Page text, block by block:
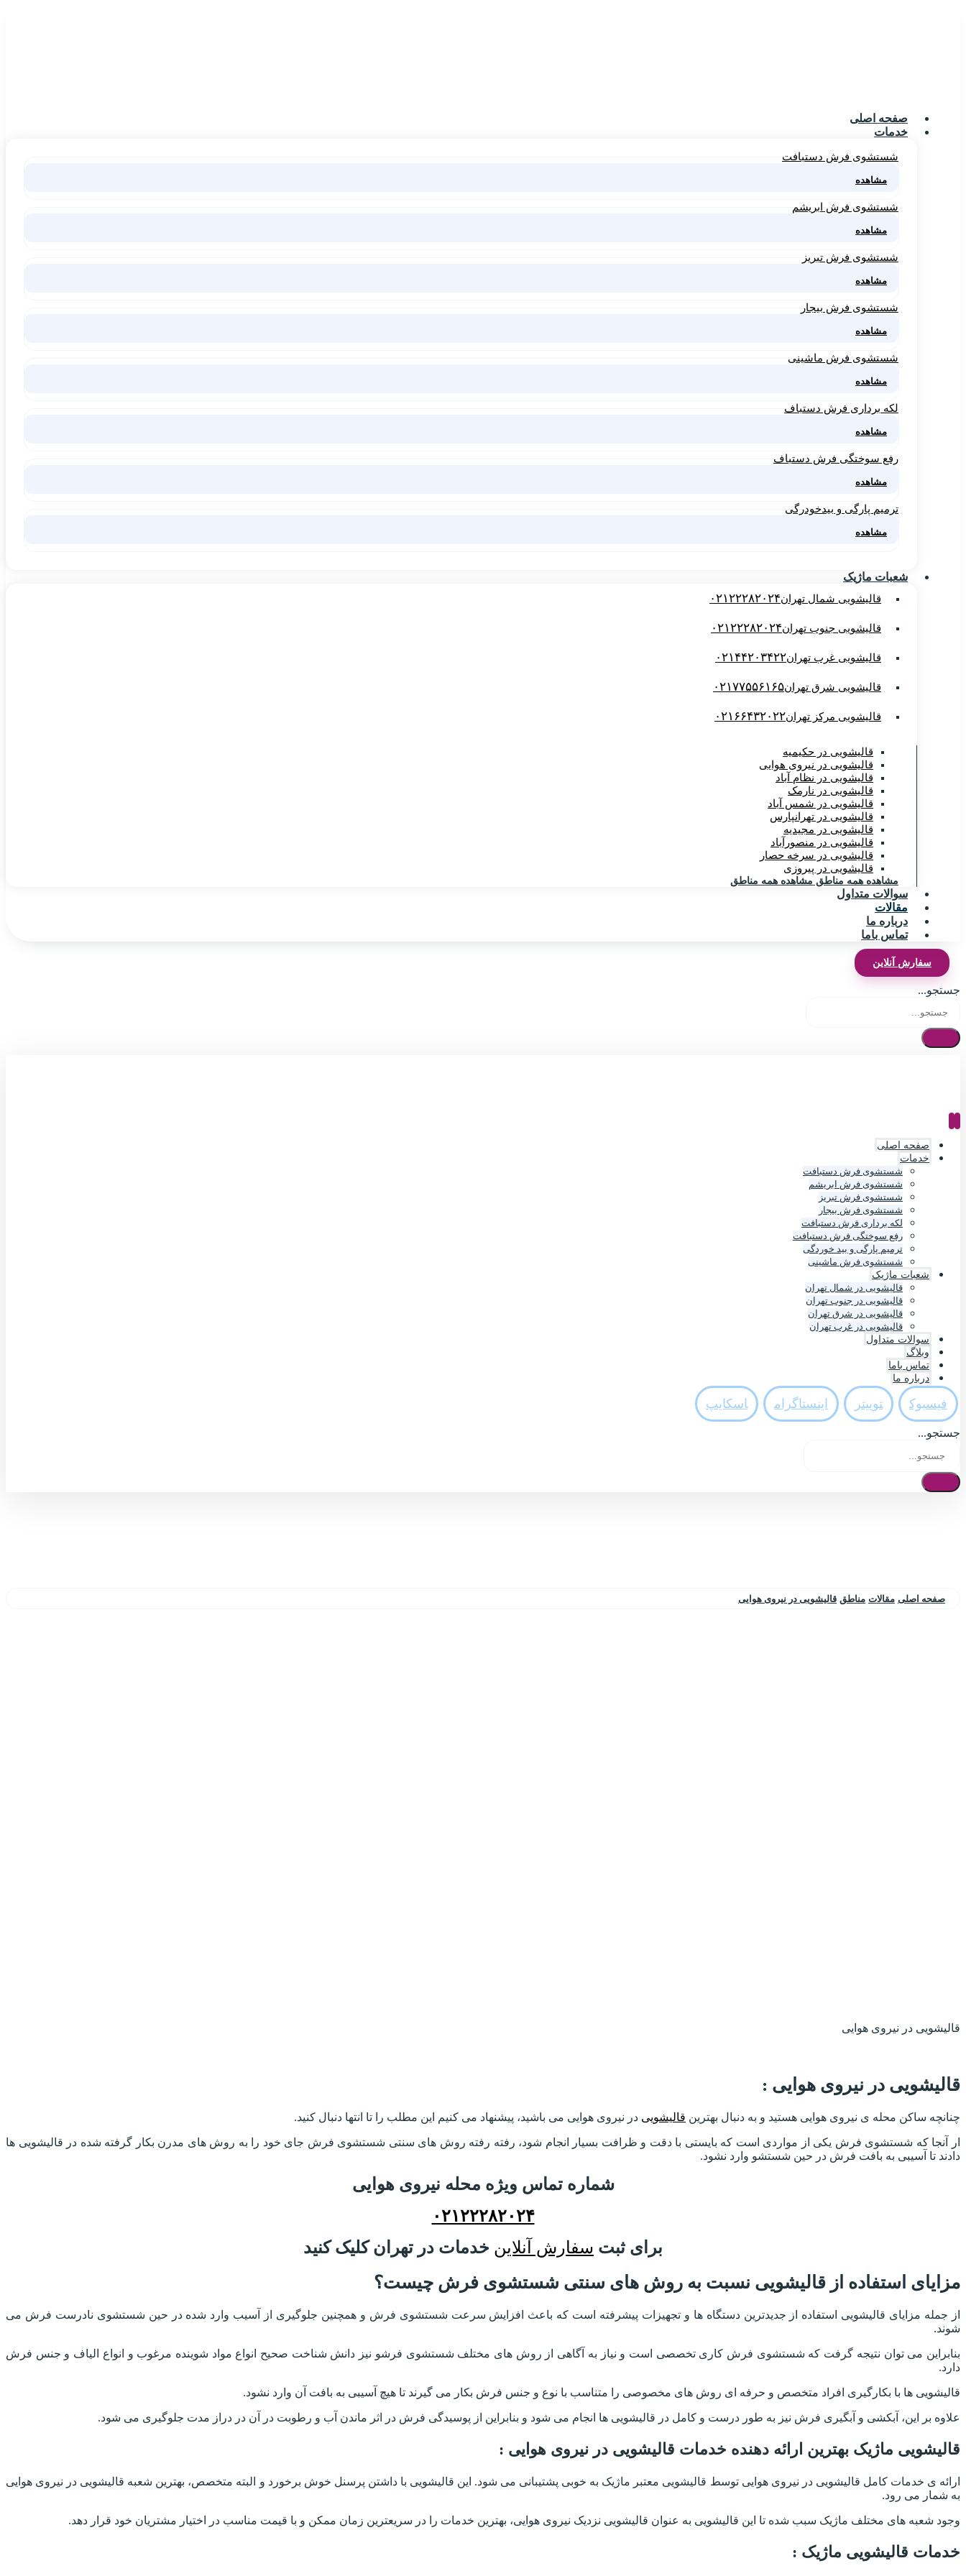
صفحه اصلی
خدمات
شستشوی فرش دستبافت
مشاهده
شستشوی فرش ابریشم
مشاهده
شستشوی فرش تبریز
مشاهده
شستشوی فرش بیجار
مشاهده
شستشوی فرش ماشینی
مشاهده
لکه برداری فرش دستباف
مشاهده
رفع سوختگی فرش دستباف
مشاهده
ترمیم پارگی و بیدخودرگی
مشاهده
شعبات ماژیک
قالیشویی شمال تهران۰۲۱۲۲۲۸۲۰۲۴
قالیشویی جنوب تهران۰۲۱۲۲۲۸۲۰۲۴
قالیشویی غرب تهران۰۲۱۴۴۲۰۳۴۲۲
قالیشویی شرق تهران۰۲۱۷۷۵۵۶۱۶۵
قالیشویی مرکز تهران۰۲۱۶۶۴۳۲۰۲۲
قالیشویی در حکیمیه
قالیشویی در نیروی هوایی
قالیشویی در نظام آباد
قالیشویی در نارمک
قالیشویی در شمس آباد
قالیشویی در تهرانپارس
قالیشویی در مجیدیه
قالیشویی در منصورآباد
قالیشویی در سرخه حصار
قالیشویی در پیروزی
مشاهده همه مناطق مشاهده همه مناطق
سوالات متداول
مقالات
درباره ما
تماس باما
سفارش آنلاین
جستجو...
صفحه اصلی
خدمات
شستشوی فرش دستبافت
شستشوی فرش ابریشم
شستشوی فرش تبریز
شستشوی فرش بیجار
لکه برداری فرش دستبافت
رفع سوختگی فرش دستبافت
ترمیم پارگی و بید خوردگی
شستشوی فرش ماشینی
شعبات ماژیک
قالیشویی در شمال تهران
قالیشویی در جنوب تهران
قالیشویی در شرق تهران
قالیشویی در غرب تهران
سوالات متداول
وبلاگ
تماس باما
درباره ما
فيسبوک تويیتر اینستاگرام اسکایپ
جستجو...
صفحه اصلی مقالات مناطق قالیشویی در نیروی هوایی
قالیشویی در نیروی هوایی
قالیشویی در نیروی هوایی :
چنانچه ساکن محله ی نیروی هوایی هستید و به دنبال بهترین قالیشویی در نیروی هوایی می باشید، پیشنهاد می کنیم این مطلب را تا انتها دنبال کنید.
ار آنجا که شستشوی فرش یکی از مواردی است که بایستی با دقت و ظرافت بسیار انجام شود، رفته رفته روش های سنتی شستشوی فرش جای خود را به روش های مدرن بکار گرفته شده در قالیشویی ها
دادند تا آسیبی به بافت فرش در حین شستشو وارد نشود.
شماره تماس ویژه محله نیروی هوایی
۰۲۱۲۲۲۸۲۰۲۴
برای ثبت سفارش آنلاین خدمات در تهران کلیک کنید
مزایای استفاده از قالیشویی نسبت به روش های سنتی شستشوی فرش چیست؟
از جمله مزایای قالیشویی استفاده از جدیدترین دستگاه ها و تجهیزات پیشرفته است که باعث افزایش سرعت شستشوی فرش و همچنین جلوگیری از آسیب وارد شده در حین شستشوی نادرست فرش می
شوند.
بنابراین می توان نتیجه گرفت که شستشوی فرش کاری تخصصی است و نیاز به آگاهی از روش های مختلف شستشوی فرشو نیز دانش شناخت صحیح انواع مواد شوینده مرغوب و انواع الیاف و جنس فرش
دارد.
قالیشویی ها با بکارگیری افراد متخصص و حرفه ای روش های مخصوصی را متناسب با نوع و جنس فرش بکار می گیرند تا هیچ آسیبی به بافت آن وارد نشود.
علاوه بر این، آبکشی و آبگیری فرش نیز به طور درست و کامل در قالیشویی ها انجام می شود و بنابراین از پوسیدگی فرش در اثر ماندن آب و رطوبت در آن در دراز مدت جلوگیری می شود.
قالیشویی ماژیک بهترین ارائه دهنده خدمات قالیشویی در نیروی هوایی :
ارائه ی خدمات کامل قالیشویی در نیروی هوایی توسط قالیشویی معتبر ماژیک به خوبی پشتیبانی می شود. این قالیشویی با داشتن پرسنل خوش برخورد و البته متخصص، بهترین شعبه قالیشویی در نیروی هوایی
به شمار می رود.
وجود شعبه های مختلف ماژیک سبب شده تا این قالیشویی به عنوان قالیشویی نزدیک نیروی هوایی، بهترین خدمات را در سریعترین زمان ممکن و با قیمت مناسب در اختیار مشتریان خود قرار دهد.
خدمات قالیشویی ماژیک :